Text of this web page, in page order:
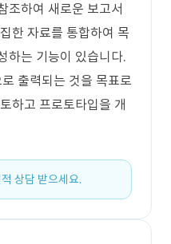
조하여 새로운 보고서
한 자료를 통합하여 목
하는 기능이 있습니다.
출력되는 것을 목표로
하고 프로토타입을 개
상담 받으세요.